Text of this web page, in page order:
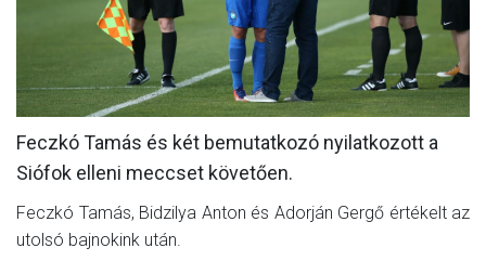
KLUB
GALÉRIA
SZURKOLÓI ÉLMÉNYEK
AKKREDITÁCIÓ
Feczkó Tamás és két bemutatkozó nyilatkozott a
Siófok elleni meccset követően.
Feczkó Tamás, Bidzilya Anton és Adorján Gergő értékelt az
utolsó bajnokink után.